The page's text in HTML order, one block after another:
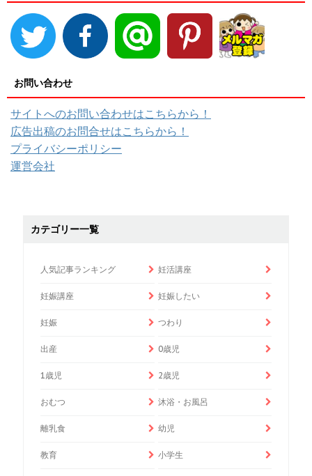
お問い合わせ
サイトへのお問い合わせはこちらから！
広告出稿のお問合せはこちらから！
プライバシーポリシー
運営会社
カテゴリー一覧
人気記事ランキング 妊活講座
妊娠講座 妊娠したい
妊娠 つわり
出産 0歳児
1歳児 2歳児
おむつ 沐浴・お風呂
離乳食 幼児
教育 小学生